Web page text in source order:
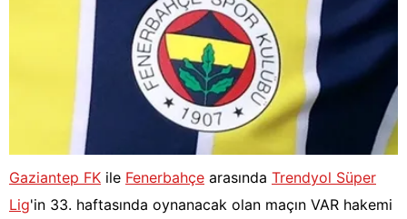
Gaziantep FK ile Fenerbahçe arasında Trendyol Süper
Lig'in 33. haftasında oynanacak olan maçın VAR hakemi